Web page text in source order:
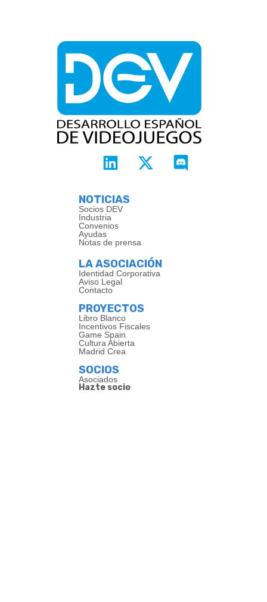
NOTICIAS
Socios DEV
Industria
Convenios
Ayudas
Notas de prensa
LA ASOCIACIÓN
Identidad Corporativa
Aviso Legal
Contacto
PROYECTOS
Libro Blanco
Incentivos Fiscales
Game Spain
Cultura Abierta
Madrid Crea
SOCIOS
Asociados
Hazte socio